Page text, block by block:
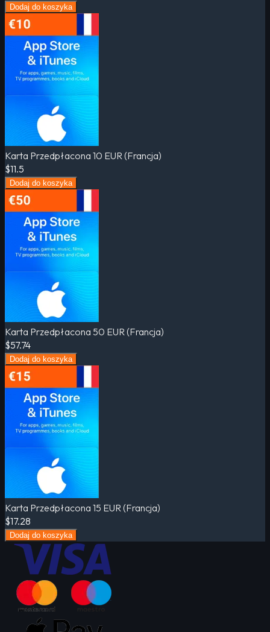
Dodaj do koszyka
Karta Przedpłacona 10 EUR (Francja)
$11.5
Dodaj do koszyka
Karta Przedpłacona 50 EUR (Francja)
$57.74
Dodaj do koszyka
Karta Przedpłacona 15 EUR (Francja)
$17.28
Dodaj do koszyka